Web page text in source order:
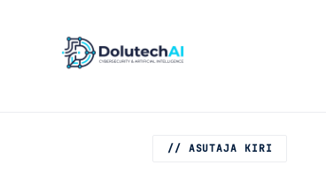
// ASUTAJA KIRI